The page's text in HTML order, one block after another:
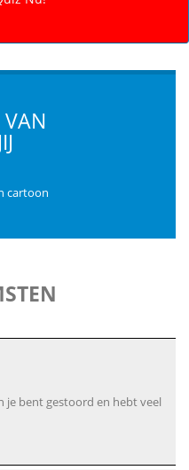
cartoon
je bent gestoord en hebt veel